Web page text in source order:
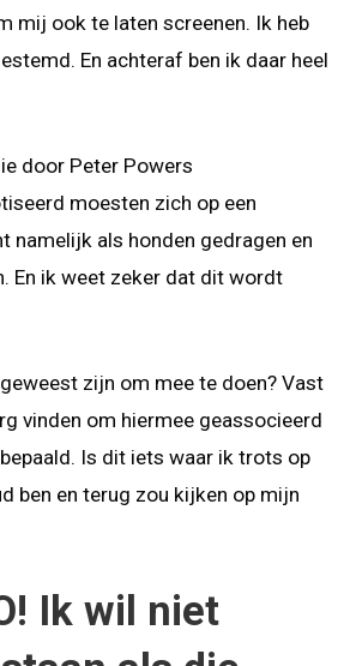
mij ook te laten screenen. Ik heb
En achteraf ben ik daar heel
door Peter Powers
moesten zich op een
namelijk als honden gedragen en
En ik weet zeker dat dit wordt
zijn om mee te doen? Vast
vinden om hiermee geassocieerd
Is dit iets waar ik trots op
ben en terug zou kijken op mijn
Ik wil niet